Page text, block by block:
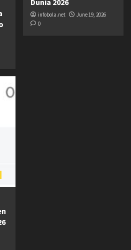
Dunia 2026
infobola.net
June 19, 2026
0